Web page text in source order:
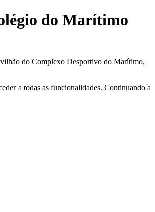
do Marítimo
do Complexo Desportivo do Marítimo,
a todas as funcionalidades. Continuando a